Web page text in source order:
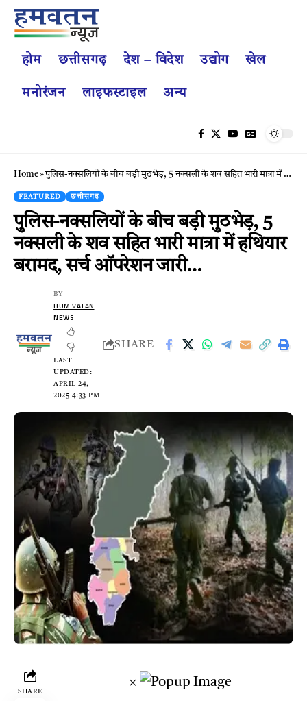
होम छत्तीसगढ़ देश – विदेश उद्योग खेल
मनोरंजन लाइफस्टाइल अन्य
Home»पुलिस-नक्सलियों के बीच बड़ी मुठभेड़, 5 नक्सली के शव सहित भारी मात्रा में हथियार बरामद, सर्च ऑपरेशन जारी…
FEATURED छत्तीसगढ़
पुलिस-नक्सलियों के बीच बड़ी मुठभेड़, 5
नक्सली के शव सहित भारी मात्रा में हथियार
बरामद, सर्च ऑपरेशन जारी…
LAST
UPDATED:
APRIL 24,
2025 4:33 PM
BY
HUM VATAN
NEWS
SHARE
SHARE
×